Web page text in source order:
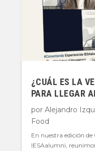
¿CUÁL ES LA
PARA LLEGAR
por Alejandro
Food
En nuestra edición
IESAalumni,